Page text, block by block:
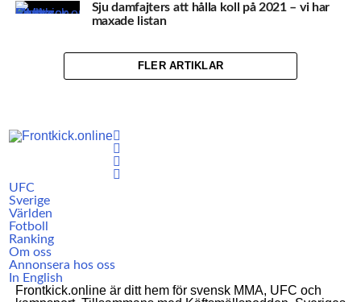
Sju damfajters att hålla koll på 2021 – vi har
maxade listan
FLER ARTIKLAR
UFC
Sverige
Världen
Fotboll
Ranking
Om oss
Annonsera hos oss
In English
Frontkick.online är ditt hem för svensk MMA, UFC och